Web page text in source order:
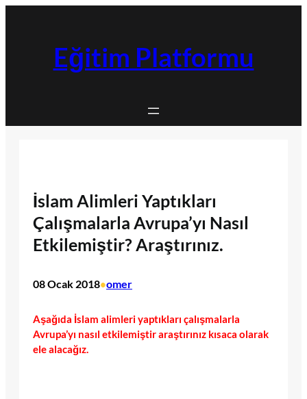
Eğitim Platformu
İslam Alimleri Yaptıkları
Çalışmalarla Avrupa’yı Nasıl
Etkilemiştir? Araştırınız.
08 Ocak 2018•omer
Aşağıda İslam alimleri yaptıkları çalışmalarla
Avrupa’yı nasıl etkilemiştir araştırınız kısaca olarak
ele alacağız.